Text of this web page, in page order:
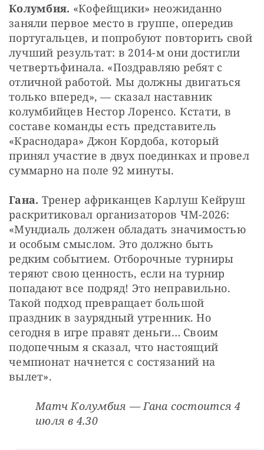
Колумбия. «Кофейщики» неожиданно
заняли первое место в группе, опередив
португальцев, и попробуют повторить свой
лучший результат: в 2014-м они достигли
четвертьфинала. «Поздравляю ребят с
отличной работой. Мы должны двигаться
только вперед», — сказал наставник
колумбийцев Нестор Лоренсо. Кстати, в
составе команды есть представитель
«Краснодара» Джон Кордоба, который
принял участие в двух поединках и провел
суммарно на поле 92 минуты.
Гана. Тренер африканцев Карлуш Кейруш
раскритиковал организаторов ЧМ-2026:
«Мундиаль должен обладать значимостью
и особым смыслом. Это должно быть
редким событием. Отборочные турниры
теряют свою ценность, если на турнир
попадают все подряд! Это неправильно.
Такой подход превращает большой
праздник в заурядный утренник. Но
сегодня в игре правят деньги… Своим
подопечным я сказал, что настоящий
чемпионат начнется с состязаний на
вылет».
Матч Колумбия — Гана состоится 4
июля в 4.30